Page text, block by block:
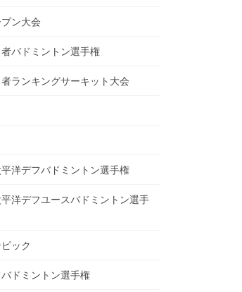
ン大会
バドミントン選手権
ランキングサーキット大会
洋デフバドミントン選手権
洋デフユースバドミントン選手
ック
ドミントン選手権